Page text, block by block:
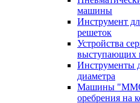
машины
Инструмент
решеток
Устройства
выступающих
Инструменты
диаметра
Машины "ММО-
оребрения на